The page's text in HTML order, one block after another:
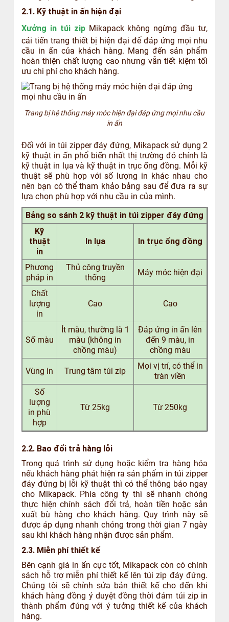
2.1. Kỹ thuật in ấn hiện đại
Xưởng in túi zip Mikapack không ngừng đầu tư,
cải tiến trang thiết bị hiện đại để đáp ứng mọi nhu
cầu in ấn của khách hàng. Mang đến sản phẩm
hoàn thiện chất lượng cao nhưng vẫn tiết kiệm tối
ưu chi phí cho khách hàng.
Trang bị hệ thống máy móc hiện đại đáp ứng mọi nhu cầu
in ấn
Đối với in túi zipper đáy đứng, Mikapack sử dụng 2
kỹ thuật in ấn phổ biến nhất thị trường đó chính là
kỹ thuật in lụa và kỹ thuật in trục ống đồng. Mỗi kỹ
thuật sẽ phù hợp với số lượng in khác nhau cho
nên bạn có thể tham khảo bảng sau để đưa ra sự
lựa chọn phù hợp với nhu cầu in của mình.
Bảng so sánh 2 kỹ thuật in túi zipper đáy đứng
Kỹ
thuật
in
In lụa In trục ống đồng
Phương
pháp in
Thủ công truyền
thống
Máy móc hiện đại
Chất
lượng
in
Cao Cao
Số màu
Ít màu, thường là 1
màu (không in
chồng màu)
Đáp ứng in ấn lên
đến 9 màu, in
chồng màu
Vùng in Trung tâm túi zip
Mọi vị trí, có thể in
tràn viền
Số
lượng
in phù
hợp
Từ 25kg Từ 250kg
2.2. Bao đổi trả hàng lỗi
Trong quá trình sử dụng hoặc kiểm tra hàng hóa
nếu khách hàng phát hiện ra sản phẩm in túi zipper
đáy đứng bị lỗi kỹ thuật thì có thể thông báo ngay
cho Mikapack. Phía công ty thì sẽ nhanh chóng
thực hiện chính sách đổi trả, hoàn tiền hoặc sản
xuất bù hàng cho khách hàng. Quy trình này sẽ
được áp dụng nhanh chóng trong thời gian 7 ngày
sau khi khách hàng nhận được sản phẩm.
2.3. Miễn phí thiết kế
Bên cạnh giá in ấn cực tốt, Mikapack còn có chính
sách hỗ trợ miễn phí thiết kế lên túi zip đáy đứng.
Chúng tôi sẽ chỉnh sửa bản thiết kế cho đến khi
khách hàng đồng ý duyệt đồng thời đảm túi zip in
thành phẩm đúng với ý tưởng thiết kế của khách
hàng.